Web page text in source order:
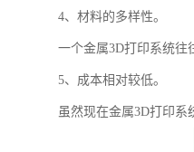
4、材料的多样性。
一个金属3D打印系统往
5、成本相对较低。
虽然现在金属3D打印系